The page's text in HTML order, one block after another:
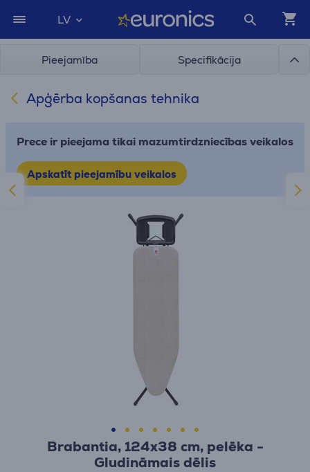
LV
Pieejamība Specifikācija
Apģērba kopšanas tehnika
Prece ir pieejama tikai mazumtirdzniecības veikalos
Apskatīt pieejamību veikalos
Brabantia, 124x38 cm, pelēka -
Gludināmais dēlis